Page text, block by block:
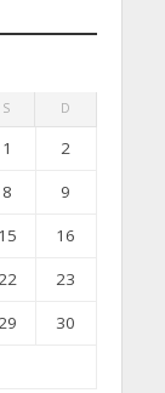
S D
1
2
8
9
15
16
23
30